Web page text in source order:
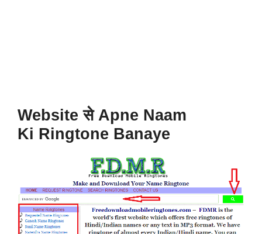
Website से Apne Naam
Ki Ringtone Banaye